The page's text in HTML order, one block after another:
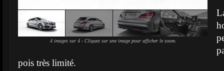
4 images sur 4 - Cliquez sur une image pour afficher le zoom.
pois très limité.